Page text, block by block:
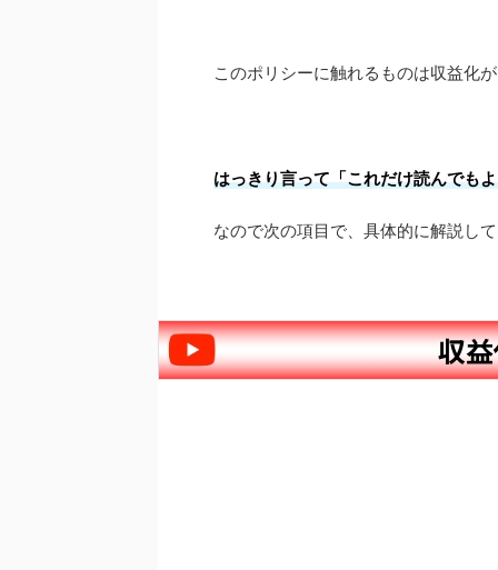
このポリシーに触れるものは収益化
はっきり言って「これだけ読んでも
なので次の項目で、具体的に解説し
収